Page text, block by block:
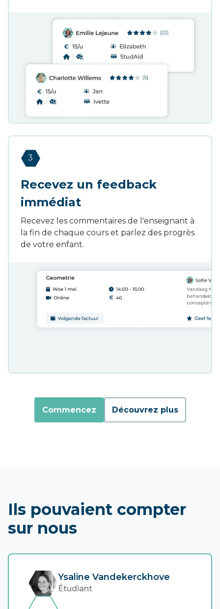
3
Recevez un feedback
immédiat
Recevez les commentaires de l'enseignant à
la fin de chaque cours et parlez des progrès
de votre enfant.
Commencez Découvrez plus
Ils pouvaient compter
sur nous
Ysaline Vandekerckhove
Étudiant